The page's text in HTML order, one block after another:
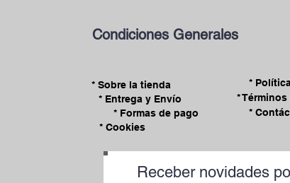
Condiciones Generales
* Sobre la tienda
* Formas de pago
* Entrega y Envío
* Cookies
*
*
*
Receber novidades